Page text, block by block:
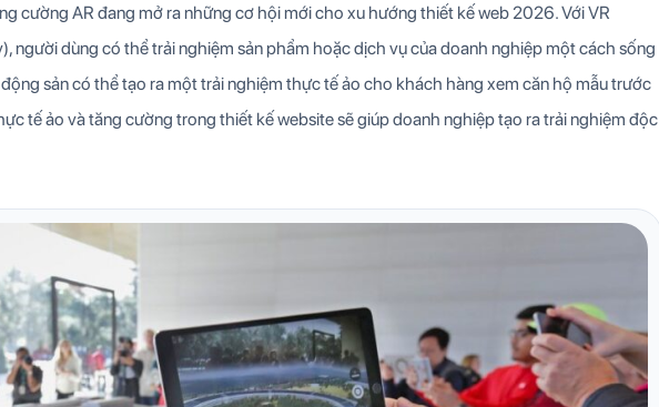
cường AR đang mở ra những cơ hội mới cho xu hướng thiết kế web 2026. Với VR
người dùng có thể trải nghiệm sản phẩm hoặc dịch vụ của doanh nghiệp một cách sống
sản có thể tạo ra một trải nghiệm thực tế ảo cho khách hàng xem căn hộ mẫu trước
tế ảo và tăng cường trong thiết kế website sẽ giúp doanh nghiệp tạo ra trải nghiệm độc